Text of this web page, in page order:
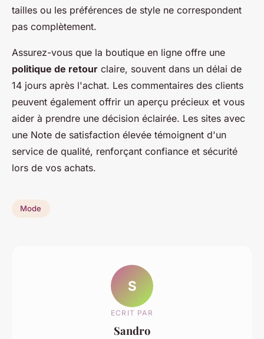
tailles ou les préférences de style ne correspondent
pas complètement.
Assurez-vous que la boutique en ligne offre une
politique de retour claire, souvent dans un délai de
14 jours après l'achat. Les commentaires des clients
peuvent également offrir un aperçu précieux et vous
aider à prendre une décision éclairée. Les sites avec
une Note de satisfaction élevée témoignent d'un
service de qualité, renforçant confiance et sécurité
lors de vos achats.
Mode
S
ECRIT PAR
Sandro